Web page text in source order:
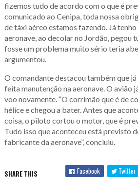
fizemos tudo de acordo com o que é
comunicado ao Cenipa, toda nossa
de táxi aéreo estamos fazendo. Já
aeronave, ao decolar no Jordão, pegou
fosse um problema muito sério teria
argumentou.
O comandante destacou também que
feita manutenção na aeronave. O avião
voo novamente. “O corrimão que é de
hélice e chegou a bater. Antes que
coisa, o piloto cortou o motor, que é
Tudo isso que aconteceu está previsto
fabricante da aeronave”, concluiu.
SHARE THIS Facebook Twitter